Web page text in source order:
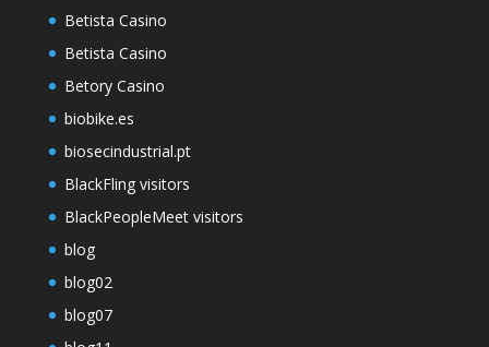
Betista Casino
Betista Casino
Betory Casino
biobike.es
biosecindustrial.pt
BlackFling visitors
BlackPeopleMeet visitors
blog
blog02
blog07